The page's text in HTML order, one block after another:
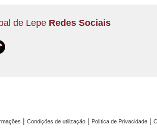
de Lepe Redes Sociais
| Condições de utilização | Política de Privacidade |